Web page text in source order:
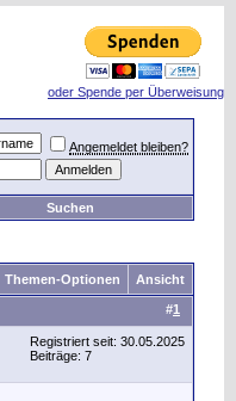
oder Spende per Überweisung
Angemeldet bleiben?
Suchen
Themen-Optionen Ansicht
#1
Registriert seit: 30.05.2025
Beiträge: 7